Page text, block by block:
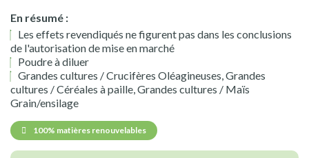
En résumé :
Les effets revendiqués ne figurent pas dans les conclusions
de l'autorisation de mise en marché
Poudre à diluer
Grandes cultures / Crucifères Oléagineuses, Grandes
cultures / Céréales à paille, Grandes cultures / Maïs
Grain/ensilage
100% matières renouvelables